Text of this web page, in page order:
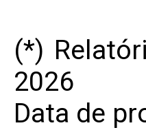
(*)
2026
Data de